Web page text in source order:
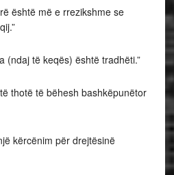
është më e rrezikshme se
(ndaj të keqës) është tradhëti.”
thotë të bëhesh bashkëpunëtor
kërcënim për drejtësinë